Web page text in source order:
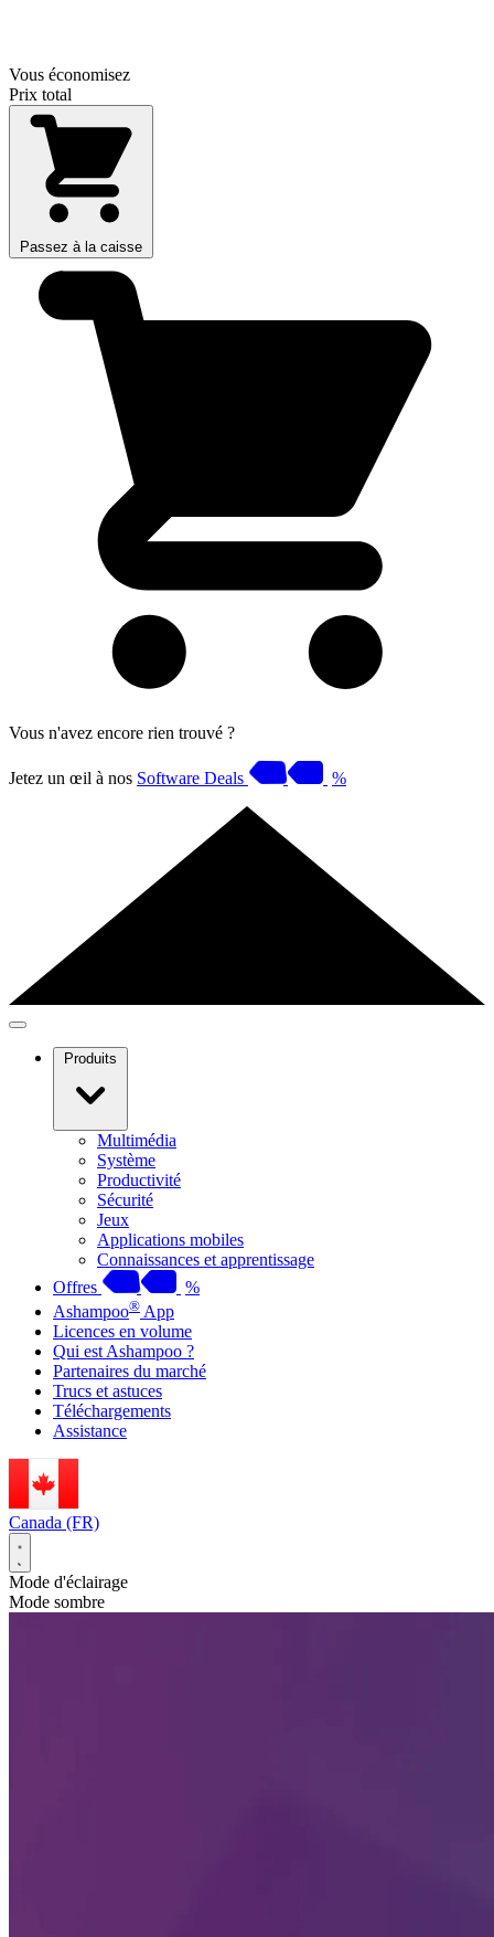
Vous économisez
Prix total
Passez à la caisse
Vous n'avez encore rien trouvé ?
Jetez un œil à nos Software Deals %
Produits
Multimédia
Système
Productivité
Sécurité
Jeux
Applications mobiles
Connaissances et apprentissage
Offres
%
Ashampoo® App
Licences en volume
Qui est Ashampoo ?
Partenaires du marché
Trucs et astuces
Téléchargements
Assistance
Canada (FR)
Mode d'éclairage
Mode sombre